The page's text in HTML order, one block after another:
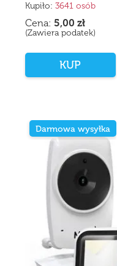
Kupiło: 3641 osób
Cena: 5,00 zł
(Zawiera podatek)
KUP
Darmowa wysyłka